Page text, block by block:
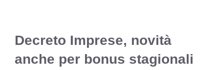
Decreto Imprese, novità
anche per bonus stagionali